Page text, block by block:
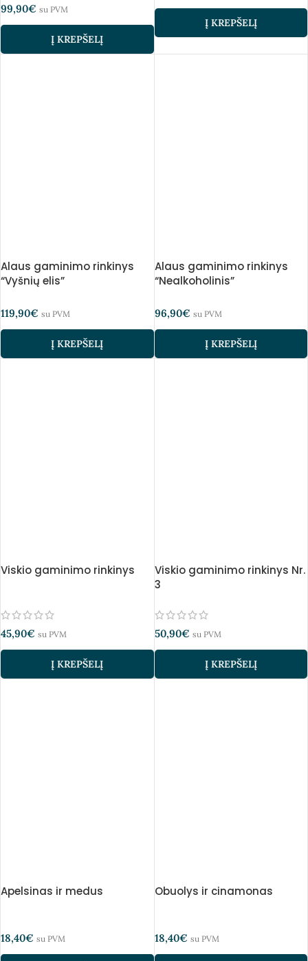
99,90€ su PVM
Į KREPŠELĮ
Į KREPŠELĮ
Alaus gaminimo rinkinys
“Vyšnių elis”
119,90€ su PVM
Į KREPŠELĮ
Alaus gaminimo rinkinys
“Nealkoholinis”
96,90€ su PVM
Į KREPŠELĮ
Viskio gaminimo rinkinys
45,90€ su PVM
Į KREPŠELĮ
Viskio gaminimo rinkinys Nr.
3
50,90€ su PVM
Į KREPŠELĮ
Apelsinas ir medus
18,40€ su PVM
Obuolys ir cinamonas
18,40€ su PVM